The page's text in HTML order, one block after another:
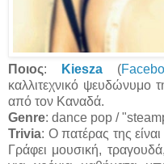
Ποιος: Kiesza(
καλλιτεχνικό
από τον Καναδά.
Genre: dance pop /
Trivia: Ο πατέρας της
Γράφει μουσική,